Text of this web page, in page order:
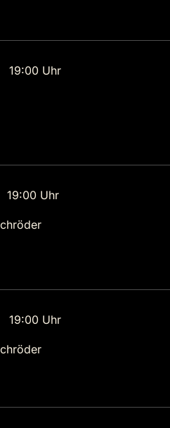
19:00 Uhr
19:00 Uhr
19:00 Uhr